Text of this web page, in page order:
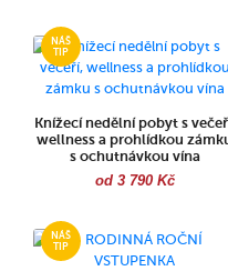
Knížecí nedělní pobyt s
wellness a prohlídkou
s ochutnávkou vína
od 3 790 Kč